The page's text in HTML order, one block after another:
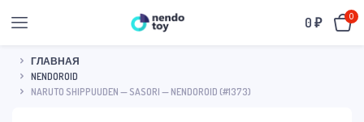
0₽ 0
ГЛАВНАЯ
NENDOROID
NARUTO SHIPPUUDEN — SASORI — NENDOROID (#1373)